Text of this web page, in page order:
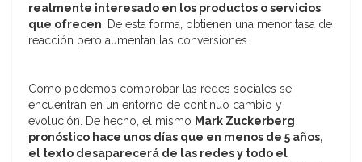
realmente interesado en los productos o servicios
que ofrecen. De esta forma, obtienen una menor tasa de
reacción pero aumentan las conversiones.
Como podemos comprobar las redes sociales se
encuentran en un entorno de continuo cambio y
evolución. De hecho, el mismo Mark Zuckerberg
pronóstico hace unos días que en menos de 5 años,
el texto desaparecerá de las redes y todo el